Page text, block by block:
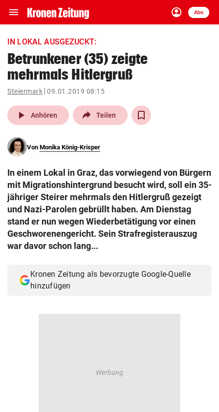
menu Navigation
ein-/ausklappen
account_circle
Anmelden
Abo
close Schließen
account_circle Anmelden
pin_drop
Wien arrow_right
search
eingeben
© Krone Multimedia GmbH & Co KG 2026
Muthgasse 2, 1190 Wien
IN LOKAL AUSGEZUCKT:
Betrunkener (35) zeigte
mehrmals Hitlergruß
Steiermark 09.01.2019 08:15
play_arrow Anhören Teilen
Von Monika König-Krisper
In einem Lokal in Graz, das vorwiegend von Bürgern
mit Migrationshintergrund besucht wird, soll ein 35-
jähriger Steirer mehrmals den Hitlergruß gezeigt
und Nazi-Parolen gebrüllt haben. Am Dienstag
stand er nun wegen Wiederbetätigung vor einen
Geschworenengericht. Sein Strafregisterauszug
war davor schon lang...
Kronen Zeitung als bevorzugte Google-Quelle
hinzufügen